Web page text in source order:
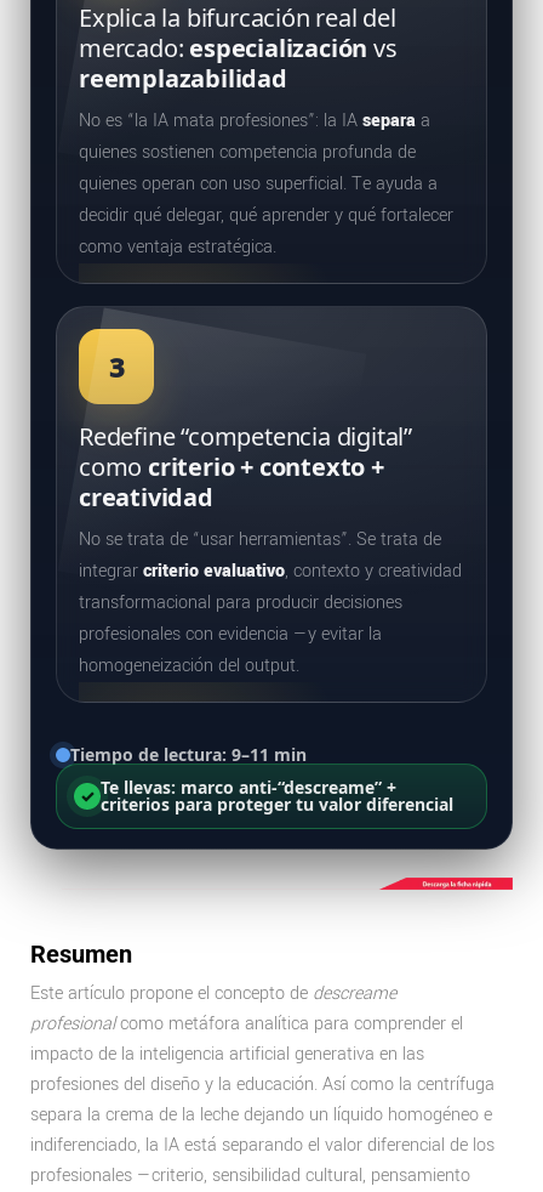
Explica la bifurcación real del
mercado: especialización vs
reemplazabilidad
No es “la IA mata profesiones”: la IAseparaa
quienes sostienen competencia profunda de
quienes operan con uso superficial. Te ayuda a
decidir qué delegar, qué aprender y qué fortalecer
como ventaja estratégica.
3
Redefine “competencia digital”
como criterio + contexto +
creatividad
No se trata de “usar herramientas”. Se trata de
integrarcriterio evaluativo, contexto y creatividad
transformacional para producir decisiones
profesionales con evidencia —y evitar la
homogeneización del output.
Tiempo de lectura: 9–11 min
✓ Te llevas: marco anti-“descreame” +
criterios para proteger tu valor diferencial
Resumen
Este artículo propone el concepto de descreame
profesionalcomo metáfora analítica para comprender el
impacto de la inteligencia artificial generativa en las
profesiones del diseño y la educación. Así como la centrífuga
separa la crema de la leche dejando un líquido homogéneo e
indiferenciado, la IA está separando el valor diferencial de los
profesionales —criterio, sensibilidad cultural, pensamiento